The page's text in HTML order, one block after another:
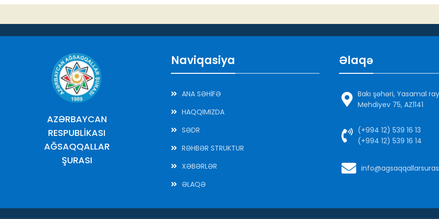
AZƏRBAYCAN
RESPUBLİKASI
AĞSAQQALLAR
ŞURASI
Naviqasiya
ANA SƏHİFƏ
HAQQIMIZDA
SƏDR
RƏHBƏR STRUKTUR
XƏBƏRLƏR
ƏLAQƏ
Əlaqə
Bakı şəhəri, Yasamal
Mehdiyev 75, AZ1141
(+994 12) 539 16 13
(+994 12) 539 16 14